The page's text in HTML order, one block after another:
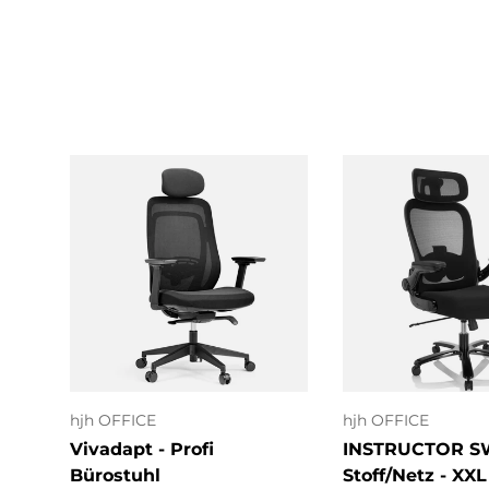
hjh OFFICE
Vivadapt - Profi
Bürostuhl
In den Warenkorb
hjh OFFICE
INSTRUCTOR
Stoff/Netz - XXL
In den